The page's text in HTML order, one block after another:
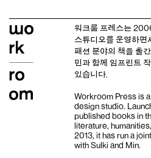
워크룸 프레스는
스튜디오를 운영하면
패션 분야의 책을 출
민과 함께 임프린트
있습니다.
Workroom Press is
design studio.
published books in
literature,
2013, it has run a
with Sulki and Min.